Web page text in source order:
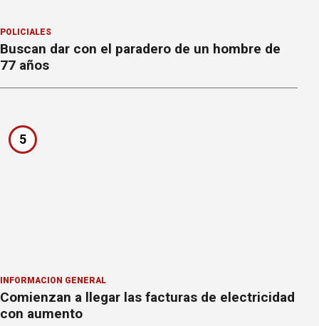
POLICIALES
Buscan dar con el paradero de un hombre de
77 años
5
INFORMACION GENERAL
Comienzan a llegar las facturas de electricidad
con aumento